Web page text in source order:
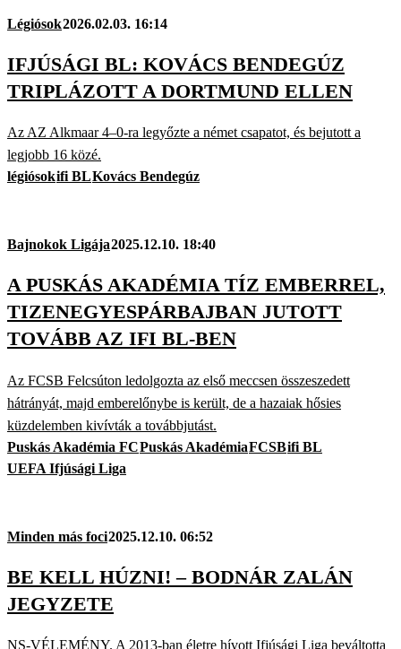
Légiósok2026.02.03. 16:14
IFJÚSÁGI BL: KOVÁCS BENDEGÚZ
TRIPLÁZOTT A DORTMUND ELLEN
Az AZ Alkmaar 4–0-ra legyőzte a német csapatot, és bejutott a
legjobb 16 közé.
légiósokifi BLKovács Bendegúz
Bajnokok Ligája2025.12.10. 18:40
A PUSKÁS AKADÉMIA TÍZ EMBERREL,
TIZENEGYESPÁRBAJBAN JUTOTT
TOVÁBB AZ IFI BL-BEN
Az FCSB Felcsúton ledolgozta az első meccsen összeszedett
hátrányát, majd emberelőnybe is került, de a hazaiak hősies
küzdelemben kivívták a továbbjutást.
Puskás Akadémia FCPuskás AkadémiaFCSBifi BL
UEFA Ifjúsági Liga
Minden más foci2025.12.10. 06:52
BE KELL HÚZNI! – BODNÁR ZALÁN
JEGYZETE
NS-VÉLEMÉNY. A 2013-ban életre hívott Ifjúsági Liga beváltotta